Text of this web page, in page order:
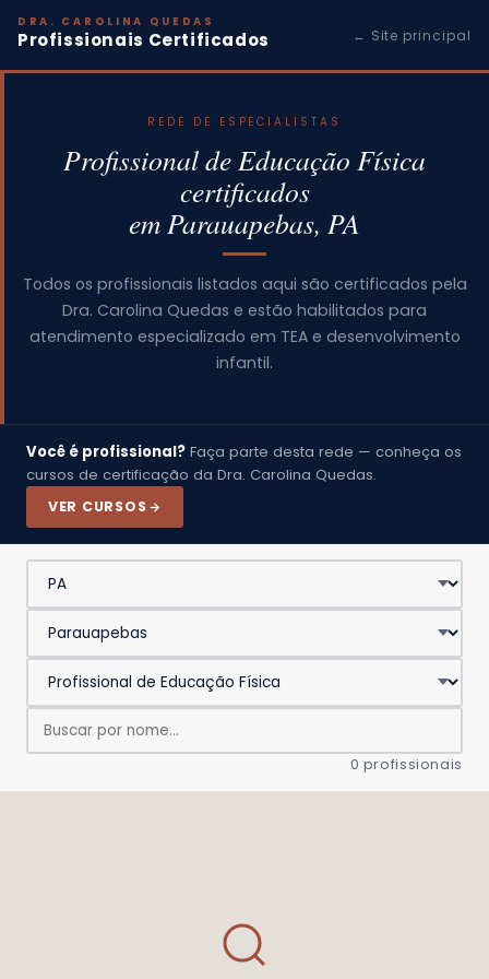
DRA. CAROLINA QUEDAS
Profissionais Certificados ← Site principal
REDE DE ESPECIALISTAS
Profissional de Educação Física
certificados
em Parauapebas, PA
Todos os profissionais listados aqui são certificados pela
Dra. Carolina Quedas e estão habilitados para
atendimento especializado em TEA e desenvolvimento
infantil.
Você é profissional? Faça parte desta rede — conheça os
cursos de certificação da Dra. Carolina Quedas.
VER CURSOS
0 profissionais